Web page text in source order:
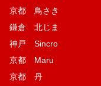
京都 鳥さき
鎌倉 北じま
神戸 Sincro
京都 Maru
京都 丹